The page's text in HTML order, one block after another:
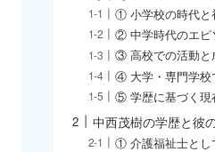
① 小学校の時代と
② 中学時代のエピ
③ 高校での活動と
④ 大学・専門学校
⑤ 学歴に基づく現
中西茂樹の学歴と彼
① 介護福祉士とし